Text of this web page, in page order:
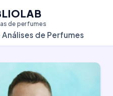
de perfumes
de Perfumes